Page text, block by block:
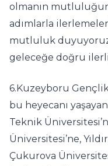
olmanın
adımlarla
mutluluk
geleceğe doğru
6.Kuzeyboru
bu heyecanı
Teknik
Üniversitesi’ne,
Çukurova